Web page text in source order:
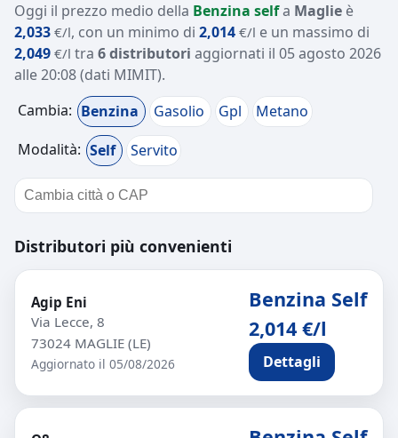
Oggi il prezzo medio della Benzina selfa Maglie è
2,033 €/l, con un minimo di 2,014 €/l e un massimo di
2,049 €/l tra 6 distributori aggiornati il 05 agosto 2026
alle 20:08(dati MIMIT).
Cambia: Benzina Gasolio Gpl
Metano
Modalità: Self Servito
Distributori più convenienti
Agip Eni
Via Lecce, 8
73024 MAGLIE (LE)
Aggiornato il 05/08/2026
Benzina Self
2,014 €/l
Dettagli